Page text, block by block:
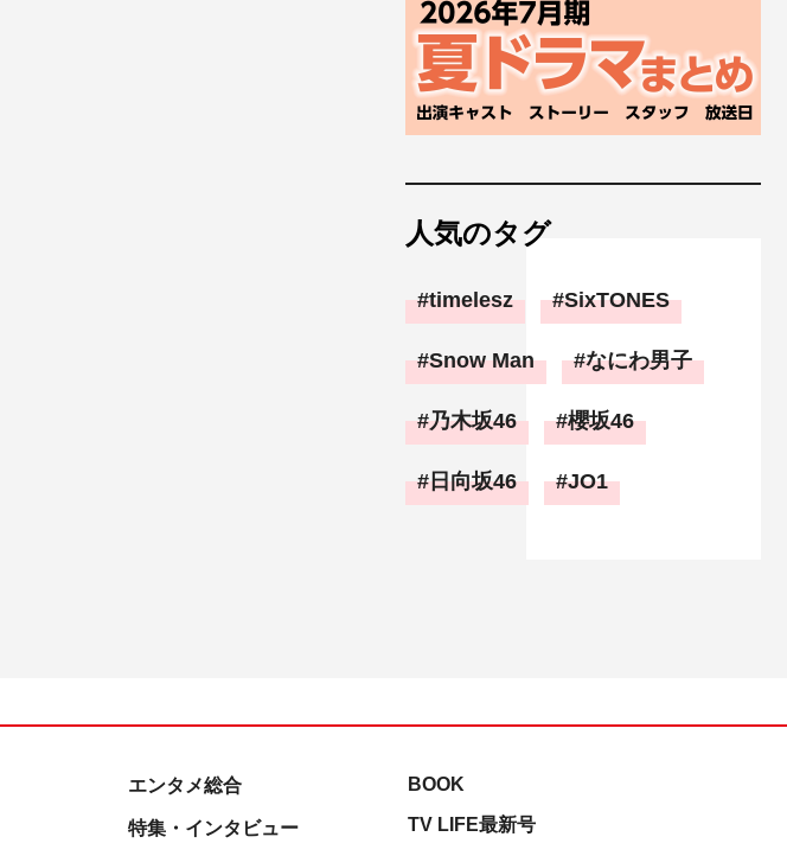
人気のタグ
timelesz SixTONES
Snow Man なにわ男子
乃木坂46 櫻坂46
日向坂46 JO1
エンタメ総合
特集・インタビュー
BOOK
TV LIFE最新号